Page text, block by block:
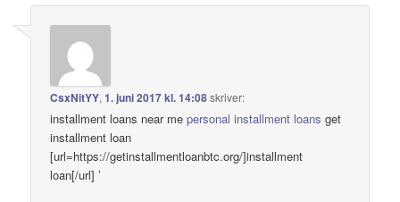
CsxNitYY,1. juni 2017 kl. 14:08skriver:
installment loans near mepersonal installment loans get
installment loan
[url=https://getinstallmentloanbtc.org/]installment
loan[/url] ’